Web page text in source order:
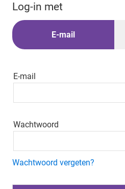
Log-in met
E-mail
E-mail
Wachtwoord
Wachtwoord vergeten?